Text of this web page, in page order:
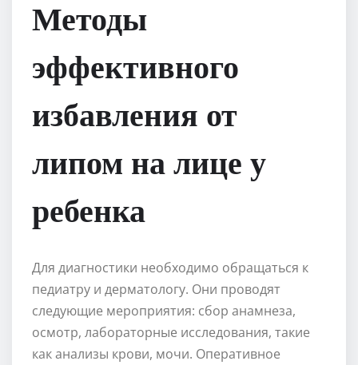
Методы
эффективного
избавления от
липом на лице у
ребенка
Для диагностики необходимо обращаться к
педиатру и дерматологу. Они проводят
следующие мероприятия: сбор анамнеза,
осмотр, лабораторные исследования, такие
как анализы крови, мочи. Оперативное